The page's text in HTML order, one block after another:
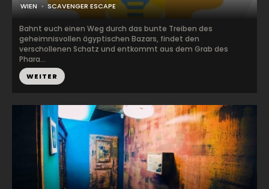
WIEN SCAVENGER ESCAPE
Bahnt euch einen Weg durch das bunte Treiben des
geheimnisvollen ägyptischen Bazars, findet den
verschollenen Schatz und entkommt aus dem Grab des
Phara...
WEITER